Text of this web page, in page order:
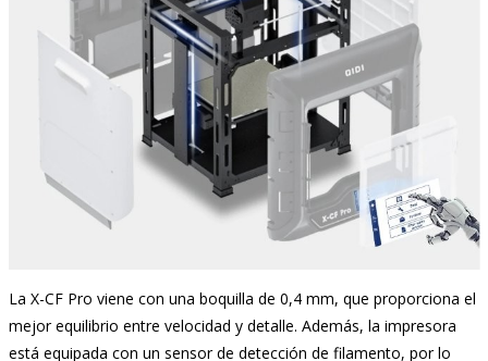
La X-CF Pro viene con una boquilla de 0,4 mm, que proporciona el
mejor equilibrio entre velocidad y detalle. Además, la impresora
está equipada con un sensor de detección de filamento, por lo